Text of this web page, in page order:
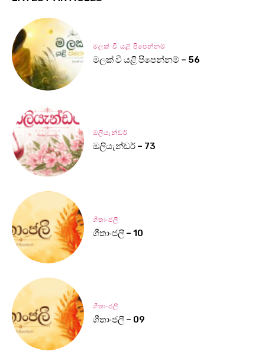
මලක් වී යළි පිපෙන්නම්
මලක් වී යළි පිපෙන්නම් – 56
ඔලියැන්ඩර්
ඔලියැන්ඩර් – 73
ගීතාංජලී
ගීතාංජලී – 10
ගීතාංජලී
ගීතාංජලී – 09